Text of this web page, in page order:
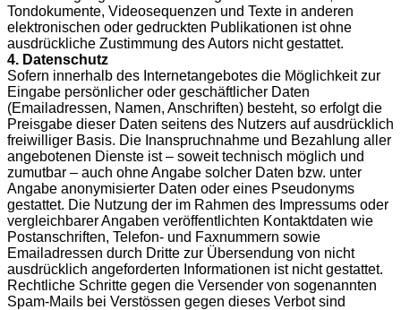
Tondokumente, Videosequenzen und Texte in anderen
elektronischen oder gedruckten Publikationen ist ohne
ausdrückliche Zustimmung des Autors nicht gestattet.
4. Datenschutz
Sofern innerhalb des Internetangebotes die Möglichkeit zur
Eingabe persönlicher oder geschäftlicher Daten
(Emailadressen, Namen, Anschriften) besteht, so erfolgt die
Preisgabe dieser Daten seitens des Nutzers auf ausdrücklich
freiwilliger Basis. Die Inanspruchnahme und Bezahlung aller
angebotenen Dienste ist – soweit technisch möglich und
zumutbar – auch ohne Angabe solcher Daten bzw. unter
Angabe anonymisierter Daten oder eines Pseudonyms
gestattet. Die Nutzung der im Rahmen des Impressums oder
vergleichbarer Angaben veröffentlichten Kontaktdaten wie
Postanschriften, Telefon- und Faxnummern sowie
Emailadressen durch Dritte zur Übersendung von nicht
ausdrücklich angeforderten Informationen ist nicht gestattet.
Rechtliche Schritte gegen die Versender von sogenannten
Spam-Mails bei Verstössen gegen dieses Verbot sind